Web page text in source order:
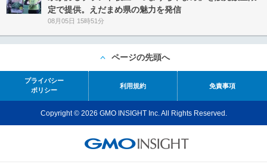
定で提供。えだまめ県の魅力を発信
08月05日 15時51分
ページの先頭へ
プライバシー
ポリシー
利用規約 免責事項
Copyright © 2026 GMO INSIGHT Inc. All Rights Reserved.